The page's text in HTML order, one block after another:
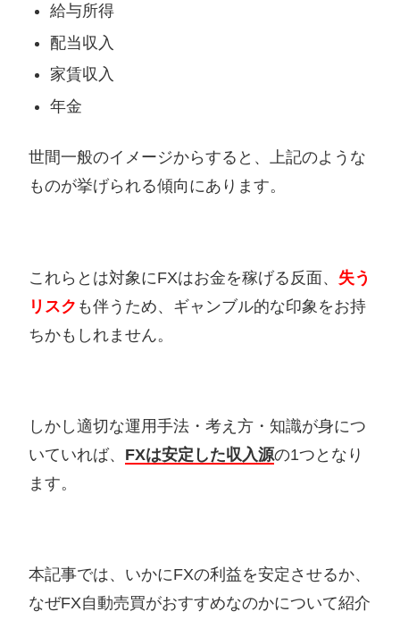
給与所得
配当収入
家賃収入
年金
世間一般のイメージからすると、上記のような
ものが挙げられる傾向にあります。
これらとは対象にFXはお金を稼げる反面、 失う
リスク も伴うため、ギャンブル的な印象をお持
ちかもしれません。
しかし適切な運用手法・考え方・知識が身につ
いていれば、 FXは安定した収入源の1つとなり
ます。
本記事では、いかにFXの利益を安定させるか、
なぜFX自動売買がおすすめなのかについて紹介